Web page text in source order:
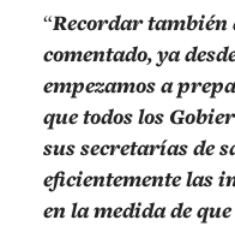
“Recordar también
comentado, ya
empezamos a
que todos los
sus secretarías de
eficientemente las
en la medida de